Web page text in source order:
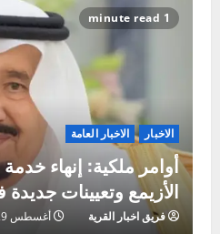
الاخبار الاخبار العامة
رئيس هيئة الطرق
بمنطقة الباحة
فريق اخبار القرية أغسطس 28, 2024